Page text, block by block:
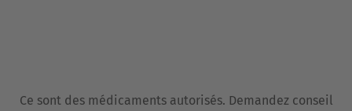
Ce sont des médicaments autorisés. Demandez conseil